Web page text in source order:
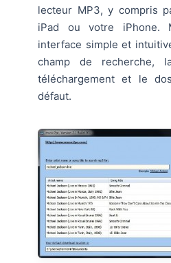
lecteur MP3, y compris
iPad ou votre iPhone.
interface simple et
champ de recherche,
téléchargement et le
défaut.